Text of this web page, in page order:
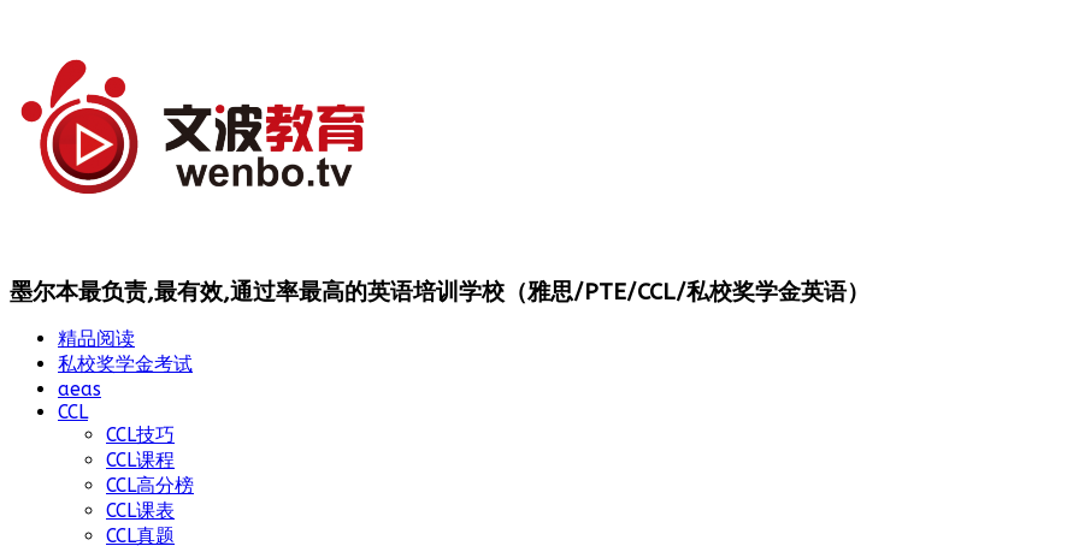
墨尔本最负责,最有效,通过率最高的英语培训学校（雅思/PTE/CCL/私校奖学金英语）
精品阅读
私校奖学金考试
aeas
CCL
CCL技巧
CCL课程
CCL高分榜
CCL课表
CCL真题